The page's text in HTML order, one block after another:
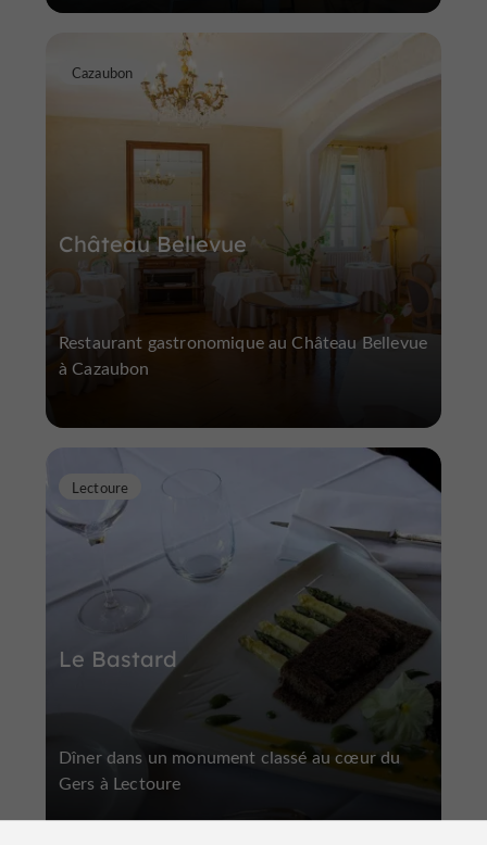
Château Bellevue
Cazaubon
Restaurant gastronomique au Château Bellevue
à Cazaubon
Le Bastard
Lectoure
Dîner dans un monument classé au cœur du
Gers à Lectoure